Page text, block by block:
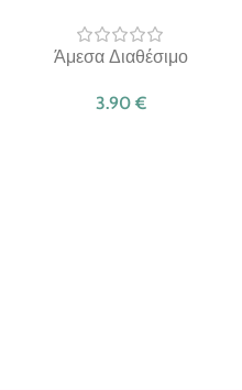
Άμεσα Διαθέσιμο
3.90 €